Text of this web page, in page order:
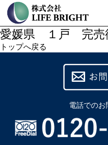
愛媛県 １戸 完売
トップへ戻る
電話でのお